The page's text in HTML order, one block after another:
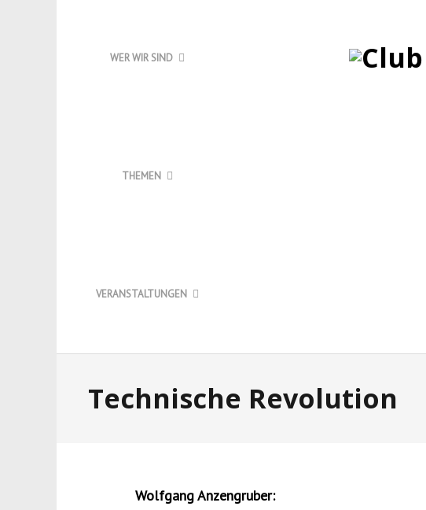
WER WIR SIND
THEMEN
VERANSTALTUNGEN
Technische Revolution
Wolfgang Anzengruber: